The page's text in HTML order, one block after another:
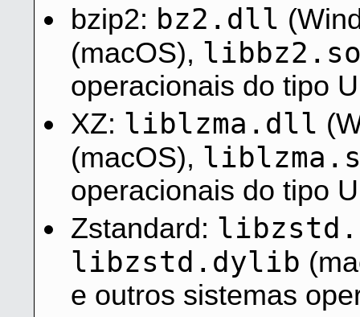
bzip2: bz2.dll
(macOS),
operacionais do tipo
XZ: liblzma.dll
(macOS),
operacionais do tipo
Zstandard:
libzstd.dylib
e outros sistemas